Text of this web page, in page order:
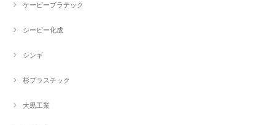
ケーピープラテック
シーピー化成
シンギ
杉プラスチック
大黒工業